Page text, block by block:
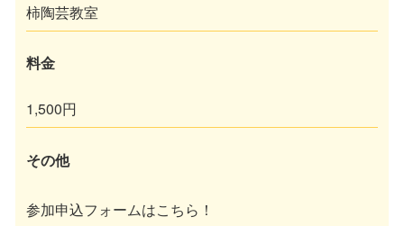
柿陶芸教室
料金
1,500円
その他
参加申込フォームはこちら！